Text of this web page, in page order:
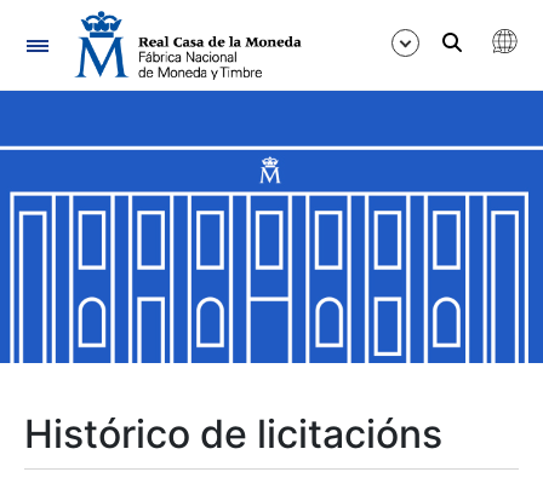
Navegación
Mostrar/Ocultar
Mostrar/Ocultar
Mostrar/Ocultar
Histórico de licitacións